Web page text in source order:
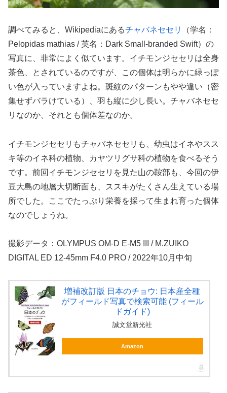
調べてみると、Wikipediaにあるチャバネセセリ
（学名：
Pelopidas mathias / 英名：Dark Small-branded Swift）の
写真に、非常によく似ています。イチモンジセセリは全身
茶色、とされているのですが、この個体は明らかに緑っぽ
い色が入っていますよね。斑紋のパターンもやや違い（密
集せずバラけている）、羽も縦に少し長い。チャバネセセ
リなのか、それとも個体差なのか。
イチモンジセセリもチャバネセセリも、幼虫はイネやスス
キ等のイネ科の植物、カヤツリグサ科の植物を食べるそう
です。前回イチモンジセセリを見た山の鞍部も、今回の伊
豆大島の地層大切断面も、ススキがたくさん生えている場
所でした。ここでたっぷり栄養を採って生まれ育った個体
なのでしょうね。
撮影データ：OLYMPUS OM-D E-M5 III / M.ZUIKO
DIGITAL ED 12-45mm F4.0 PRO / 2022年10月中旬
増補改訂版 日本のチョウ: 日本産全種
がフィールド写真で検索可能 (フィール
ドガイド)
誠文堂新光社
Amazon